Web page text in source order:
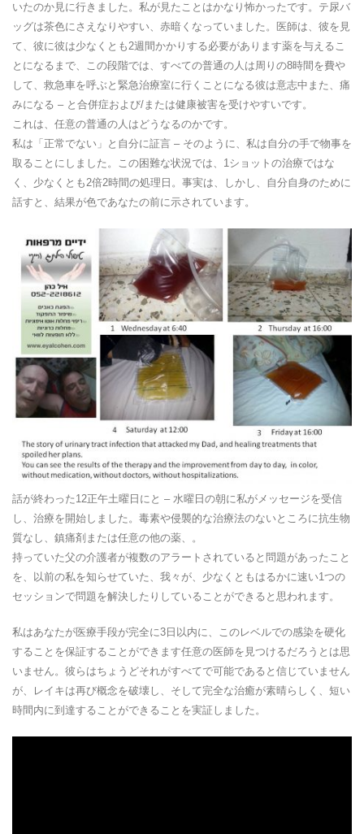
いたのか見に行きました。私が見たことはかなり怖かったです。テ尿バ
ッグは茶色にさえなりやすい、赤暗くなっていました。医師は、彼を見
て、彼に彼は少なくとも2週間かかりする必要があります薬を与えるこ
とになるまで、この段階では、すべての普通の人は周りの8時間を費や
して、救急車を呼ぶと緊急治療室に行くことになる彼は意志中また、痛
みになる – と合併症および/または健康被害を受けやすいです。
これは、任意の普通の人はどうなるのかです。
私は「正常でない」と自分に証言 – そのように、私は自分の手で物事を
取ることにしました。この困難な状況では、1ショットの治療ではな
く、少なくとも2倍2時間の処理日。事実は、しかし、自分自身のために
話すと、結果が色であなたの前に示されています。
話が終わった12正午土曜日にと – 水曜日の朝に私がメッセージを受信
し、治療を開始しました。毒素や侵襲的な治療法のないところに抗生物
質なし、鎮痛剤または任意の他の薬、。
持っていた父の介護者が複数のアラートされていると問題があったこと
を、以前の私を知らせていた、我々が、少なくともはるかに速い1つの
セッションで問題を解決したりしていることができると思われます。
私はあなたが医療手段が完全に3日以内に、このレベルでの感染を硬化
することを保証することができます任意の医師を見つけるだろうとは思
いません。彼らはちょうどそれがすべてで可能であると信じていません
が、レイキは再び概念を破壊し、そして完全な治癒が素晴らしく、短い
時間内に到達することができることを実証しました。